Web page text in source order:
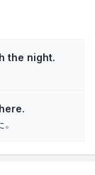
the night.